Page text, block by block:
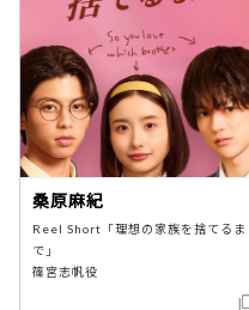
桑原麻紀
Reel Short「理想の家族を捨てるま
で」
篠宮志帆役